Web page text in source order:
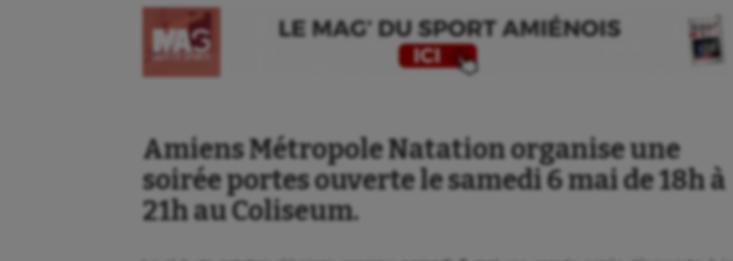
Amiens Métropole Natation organise une
soirée portes ouverte le samedi 6 mai de 18h à
21h au Coliseum.